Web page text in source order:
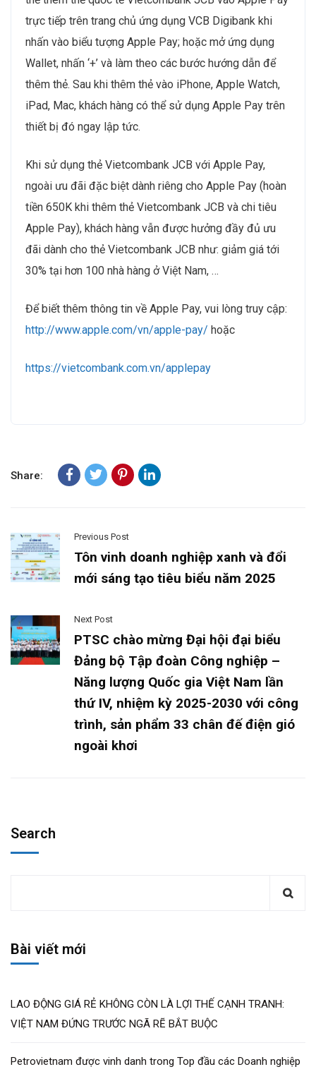
trực tiếp trên trang chủ ứng dụng VCB Digibank khi
nhấn vào biểu tượng Apple Pay; hoặc mở ứng dụng
Wallet, nhấn ‘+’ và làm theo các bước hướng dẫn để
thêm thẻ. Sau khi thêm thẻ vào iPhone, Apple Watch,
iPad, Mac, khách hàng có thể sử dụng Apple Pay trên
thiết bị đó ngay lập tức.
Khi sử dụng thẻ Vietcombank JCB với Apple Pay,
ngoài ưu đãi đặc biệt dành riêng cho Apple Pay (hoàn
tiền 650K khi thêm thẻ Vietcombank JCB và chi tiêu
Apple Pay), khách hàng vẫn được hưởng đầy đủ ưu
đãi dành cho thẻ Vietcombank JCB như: giảm giá tới
30% tại hơn 100 nhà hàng ở Việt Nam, …
Để biết thêm thông tin về Apple Pay, vui lòng truy cập:
http://www.apple.com/vn/apple-pay/ hoặc
https://vietcombank.com.vn/applepay
Share:
Previous Post
Tôn vinh doanh nghiệp xanh và đổi
mới sáng tạo tiêu biểu năm 2025
Next Post
PTSC chào mừng Đại hội đại biểu
Đảng bộ Tập đoàn Công nghiệp –
Năng lượng Quốc gia Việt Nam lần
thứ IV, nhiệm kỳ 2025-2030 với công
trình, sản phẩm 33 chân đế điện gió
ngoài khơi
Search
Bài viết mới
LAO ĐỘNG GIÁ RẺ KHÔNG CÒN LÀ LỢI THẾ CẠNH TRANH:
VIỆT NAM ĐỨNG TRƯỚC NGÃ RẼ BẮT BUỘC
Petrovietnam được vinh danh trong Top đầu các Doanh nghiệp